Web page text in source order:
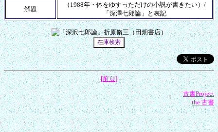
解題
（1988年・体をゆすっただけの小説が書きたい）/
「深澤七郎論」と表記
[前頁]
古書Project
the 古書